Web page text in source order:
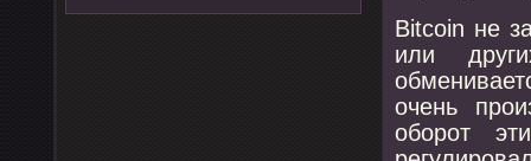
Bitcoin не
или
очень
обοрοт